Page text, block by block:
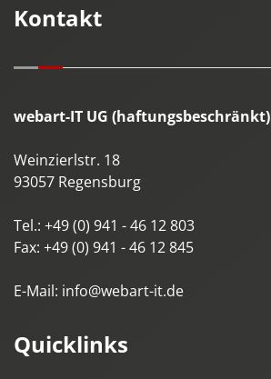
Kontakt
webart-IT UG (haftungsbeschränkt)
Weinzierlstr. 18
93057 Regensburg
Tel.: +49 (0) 941 - 46 12 803
Fax: +49 (0) 941 - 46 12 845
E-Mail: info@webart-it.de
Quicklinks